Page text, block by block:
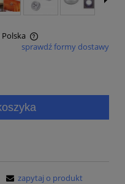
płatności
sprawdź formy dostawy
zapytaj o produkt